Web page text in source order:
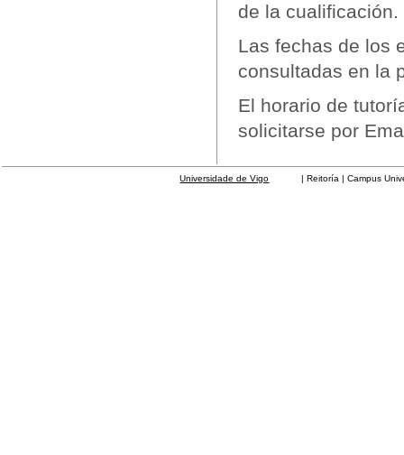
de la cualificación.
Las fechas de los
consultadas en la
El horario de
solicitarse por
Universidade de Vigo | Reitoría | Campus